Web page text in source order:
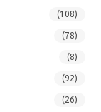
(108)
(78)
(8)
(92)
(26)